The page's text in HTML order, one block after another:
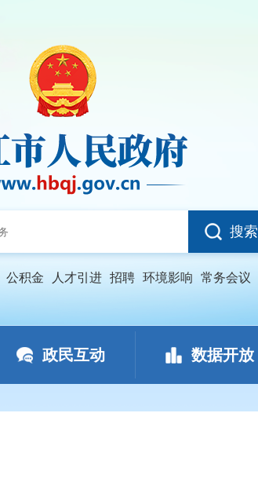
搜索
公积金 人才引进 招聘 环境影响 常务会议
政民互动 数据开放